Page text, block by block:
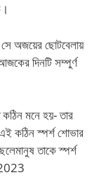
সে অজয়ের ছোটবেলায়
দিনটি সম্পুর্ণ
কঠিন মনে হয়- তার
কঠিন স্পর্শ শোভার
তাকে স্পর্শ